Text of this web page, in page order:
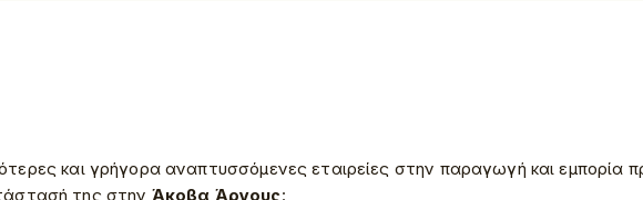
Λιχουδιές
και γρήγορα αναπτυσσόμενες εταιρείες στην παραγωγή και εμπορία
της στην Άκοβα Άργους: